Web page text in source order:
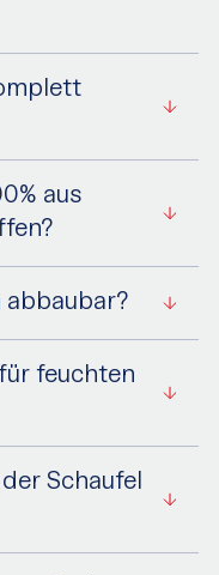
aus
abbaubar?
feuchten
Schaufel